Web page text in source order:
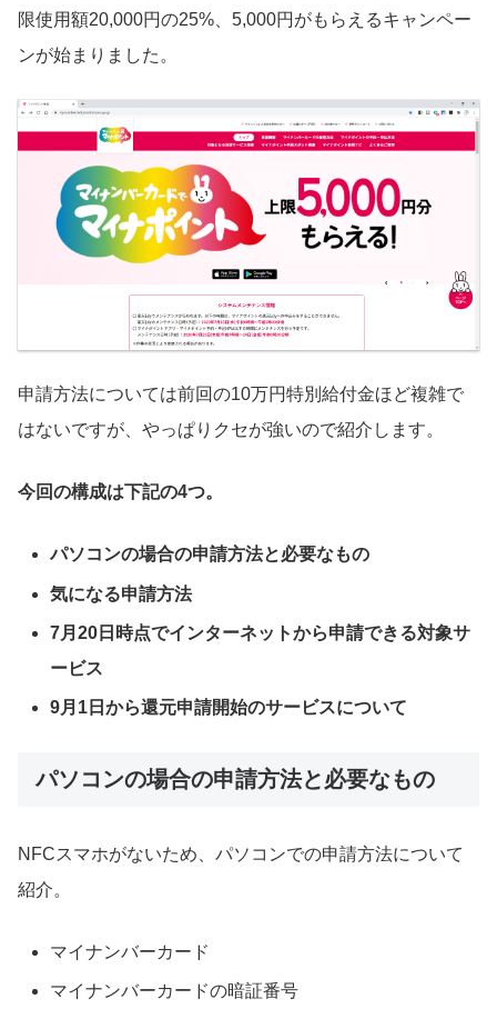
限使用額20,000円の25%、5,000円がもらえるキャンペー
ンが始まりました。
申請方法については前回の10万円特別給付金ほど複雑で
はないですが、やっぱりクセが強いので紹介します。
今回の構成は下記の4つ。
パソコンの場合の申請方法と必要なもの
気になる申請方法
7月20日時点でインターネットから申請できる対象サ
ービス
9月1日から還元申請開始のサービスについて
パソコンの場合の申請方法と必要なもの
NFCスマホがないため、パソコンでの申請方法について
紹介。
マイナンバーカード
マイナンバーカードの暗証番号